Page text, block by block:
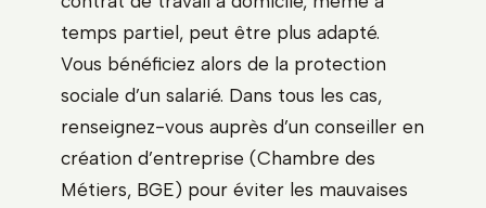
temps partiel, peut être plus adapté.
Vous bénéficiez alors de la protection
sociale d’un salarié. Dans tous les cas,
renseignez-vous auprès d’un conseiller en
création d’entreprise (Chambre des
Métiers, BGE) pour éviter les mauvaises